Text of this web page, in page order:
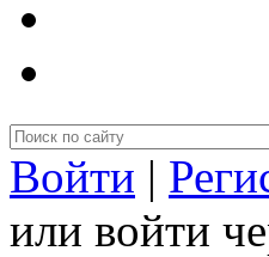
Войти |
или войти